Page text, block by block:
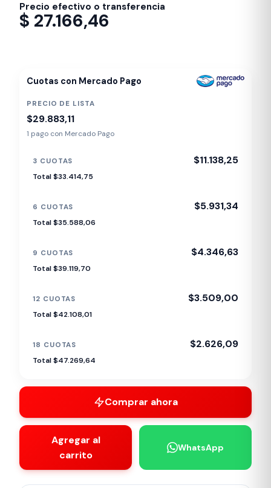
Precio efectivo o transferencia
$ 27.166,46
Cuotas con Mercado Pago
PRECIO DE LISTA
$29.883,11
1 pago con Mercado Pago
3 CUOTAS $11.138,25
Total $33.414,75
6 CUOTAS $5.931,34
Total $35.588,06
9 CUOTAS $4.346,63
Total $39.119,70
12 CUOTAS $3.509,00
Total $42.108,01
18 CUOTAS $2.626,09
Total $47.269,64
Comprar ahora
Agregar al
carrito
WhatsApp